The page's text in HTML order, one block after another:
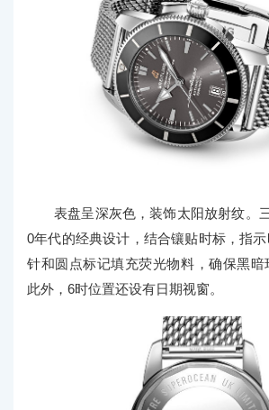
表盘呈深灰色，装饰太阳放射纹。
0年代的经典设计，结合镶贴时标，指
针和圆点标记填充荧光物料，确保黑暗
此外，6时位置还设有日期视窗。